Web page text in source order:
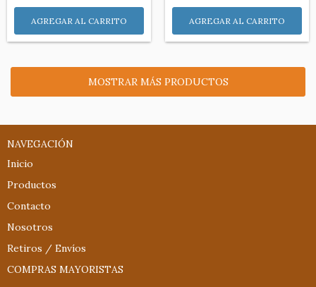
MOSTRAR MÁS PRODUCTOS
NAVEGACIÓN
Inicio
Productos
Contacto
Nosotros
Retiros / Envíos
COMPRAS MAYORISTAS